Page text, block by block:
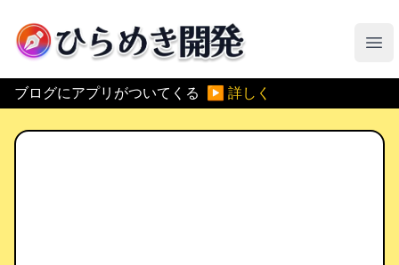
ひらめき開発
メ
ブログにアプリがついてくる ▶ 詳しく